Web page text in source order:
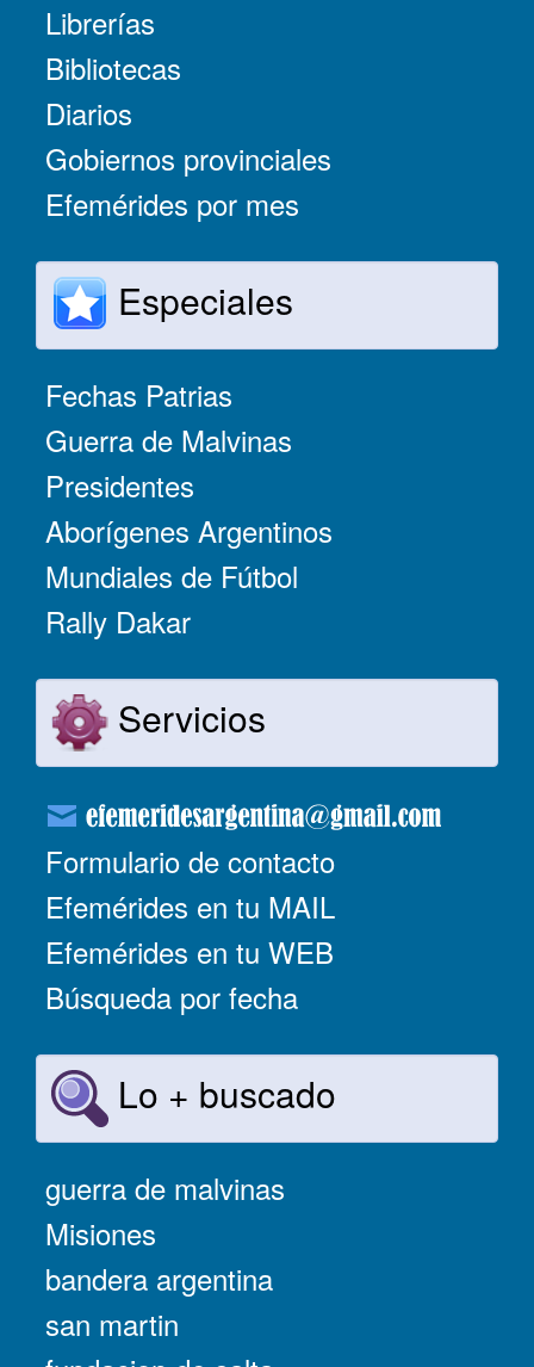
Librerías
Bibliotecas
Diarios
Gobiernos provinciales
Efemérides por mes
Especiales
Fechas Patrias
Guerra de Malvinas
Presidentes
Aborígenes Argentinos
Mundiales de Fútbol
Rally Dakar
Servicios
Formulario de contacto
Efemérides en tu MAIL
Efemérides en tu WEB
Búsqueda por fecha
Lo + buscado
guerra de malvinas
Misiones
bandera argentina
san martin